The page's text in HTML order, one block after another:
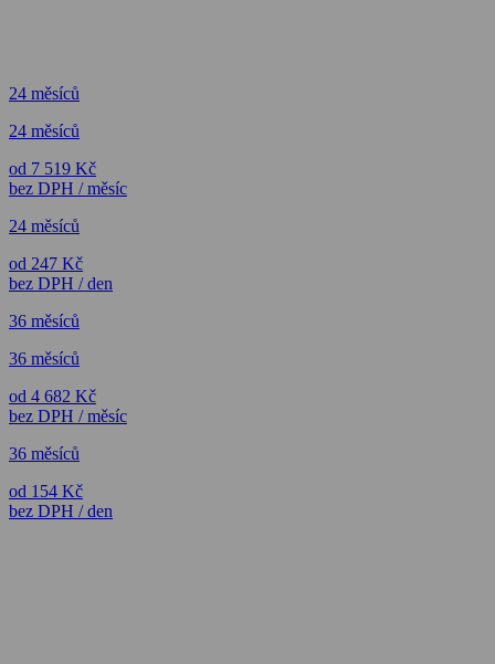
24 měsíců
24 měsíců
od 7 519 Kč
bez DPH / měsíc
24 měsíců
od 247 Kč
bez DPH / den
36 měsíců
36 měsíců
od 4 682 Kč
bez DPH / měsíc
36 měsíců
od 154 Kč
bez DPH / den